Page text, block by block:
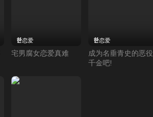
恋爱
宅男腐女恋爱真难
恋爱
成为名垂青史的恶役
千金吧!